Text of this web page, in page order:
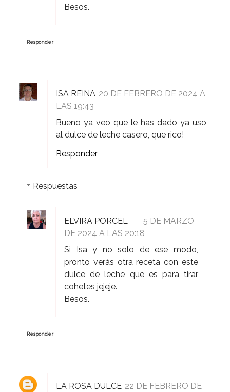
Besos.
Responder
ISA REINA 20 DE FEBRERO DE 2024 A
LAS 19:43
Bueno ya veo que le has dado ya uso
al dulce de leche casero, que rico!
Responder
Respuestas
ELVIRA PORCEL
5 DE MARZO
DE 2024 A LAS 20:18
Si Isa y no solo de ese modo,
pronto verás otra receta con este
dulce de leche que es para tirar
cohetes jejeje.
Besos.
Responder
LA ROSA DULCE 22 DE FEBRERO DE